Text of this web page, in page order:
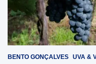
BENTO GONÇALVES UVA &